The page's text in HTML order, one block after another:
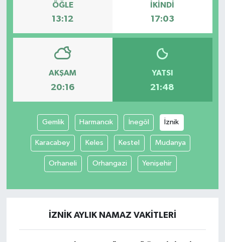
ÖĞLE
13:12
İKINDI
17:03
AKŞAM
20:16
YATSI
21:48
Gemlik Harmancık İnegöl İznik
Karacabey Keles Kestel Mudanya
Orhaneli Orhangazi Yenişehir
İZNIK AYLIK NAMAZ VAKITLERI